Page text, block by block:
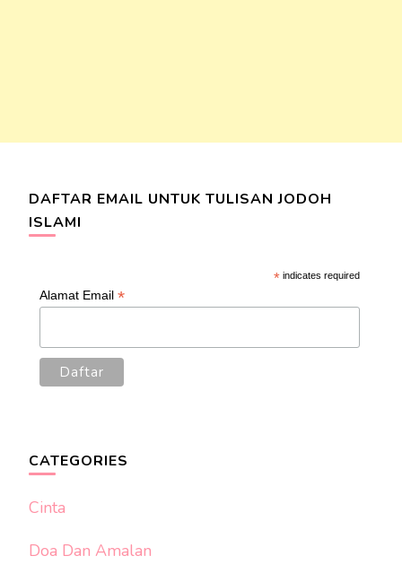
DAFTAR EMAIL UNTUK TULISAN JODOH
ISLAMI
* indicates required
Alamat Email *
CATEGORIES
Cinta
Doa Dan Amalan